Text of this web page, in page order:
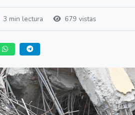
3 min lectura 679 vistas